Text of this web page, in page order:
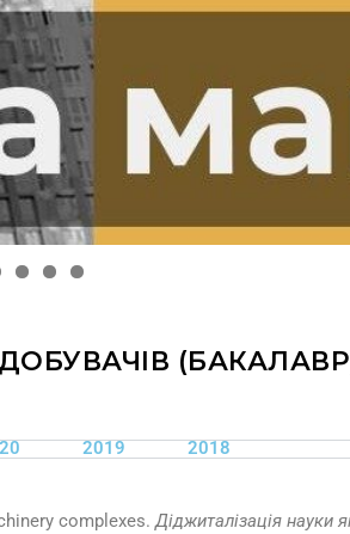
2019 2018
complexes.Діджиталізація науки